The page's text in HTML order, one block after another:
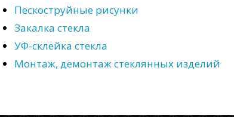
Пескоструйные рисунки
Закалка стекла
УФ-склейка стекла
Монтаж, демонтаж стеклянных изделий